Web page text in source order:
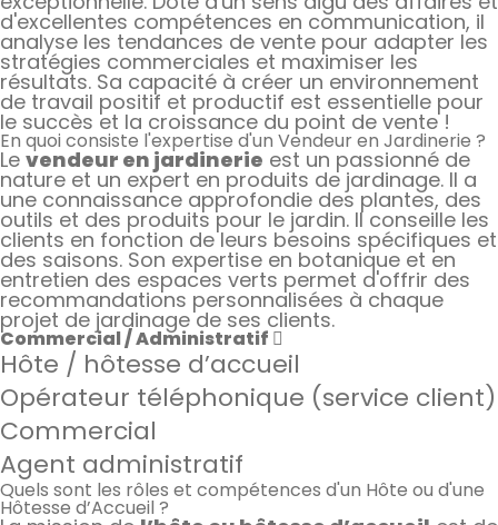
d'excellentes compétences en communication, il
analyse les tendances de vente pour adapter les
stratégies commerciales et maximiser les
résultats. Sa capacité à créer un environnement
de travail positif et productif est essentielle pour
le succès et la croissance du point de vente !
En quoi consiste l'expertise d'un Vendeur en Jardinerie ?
Le vendeur en jardinerie est un passionné de
nature et un expert en produits de jardinage. Il a
une connaissance approfondie des plantes, des
outils et des produits pour le jardin. Il conseille les
clients en fonction de leurs besoins spécifiques et
des saisons. Son expertise en botanique et en
entretien des espaces verts permet d'offrir des
recommandations personnalisées à chaque
projet de jardinage de ses clients.
Commercial / Administratif
Hôte / hôtesse d’accueil
Opérateur téléphonique (service client)
Commercial
Agent administratif
Quels sont les rôles et compétences d'un Hôte ou d'une
Hôtesse d’Accueil ?